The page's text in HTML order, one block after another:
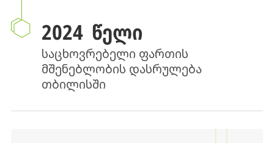
2024 ᲬᲔᲚᲘ
საცხოვრებელი ფართის
მშენებლობის დასრულება
თბილისში